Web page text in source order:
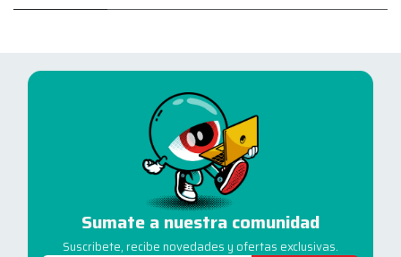
Sumate a nuestra comunidad
Suscribete, recibe novedades y ofertas exclusivas.